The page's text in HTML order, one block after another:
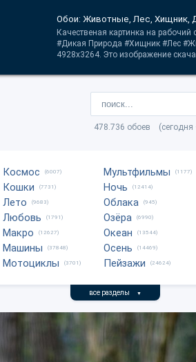
Обои: Животные, Лес, Хищник,
Качественая картинка на
#Дикая Природа #Хищник #Лес
4928x3264. Это изображение
478.736 обоев
Космос (6007)
Кошки (7731)
Лето (9683)
Любовь (1791)
Макро (12627)
Машины (37848)
Мотоциклы (3701)
Мультфильмы (1177)
Ночь (12414)
Облака (945)
Озёра (6990)
Океан (13544)
Осень (14469)
Пейзажи (24624)
все разделы ▼